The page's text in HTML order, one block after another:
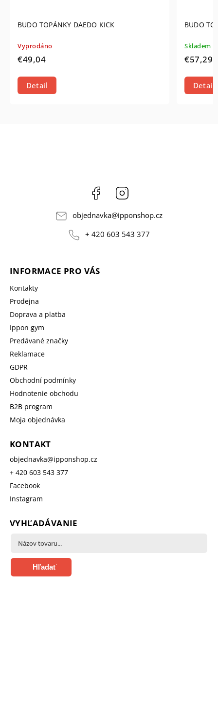
BUDO TOPÁNKY DAEDO KICK
Vyprodáno
€49,04
Detail
BUDO
Skladem
€57,29
Detail
Facebook
objednavka@ipponshop.cz
+ 420 603 543 377
INFORMACE PRO VÁS
Kontakty
Prodejna
Doprava a platba
Ippon gym
Predávané značky
Reklamace
GDPR
Obchodní podmínky
Hodnotenie obchodu
B2B program
Moja objednávka
KONTAKT
objednavka@ipponshop.cz
+ 420 603 543 377
Facebook
Instagram
VYHĽADÁVANIE
Hľadať